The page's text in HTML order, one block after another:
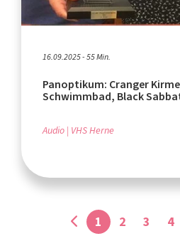
16.09.2025 - 55 Min.
Panoptikum: Cranger
Schwimmbad, Black
Audio VHS Herne
1 2 3 4